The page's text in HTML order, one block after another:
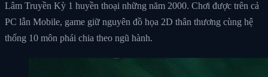
Lâm Truyền Kỳ 1 huyền thoại những năm 2000. Chơi được trên cả
PC lẫn Mobile, game giữ nguyên đồ họa 2D thân thương cùng hệ
thống 10 môn phái chia theo ngũ hành.